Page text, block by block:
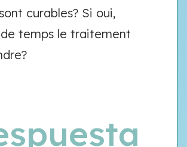
curables? Si oui,
temps le traitement